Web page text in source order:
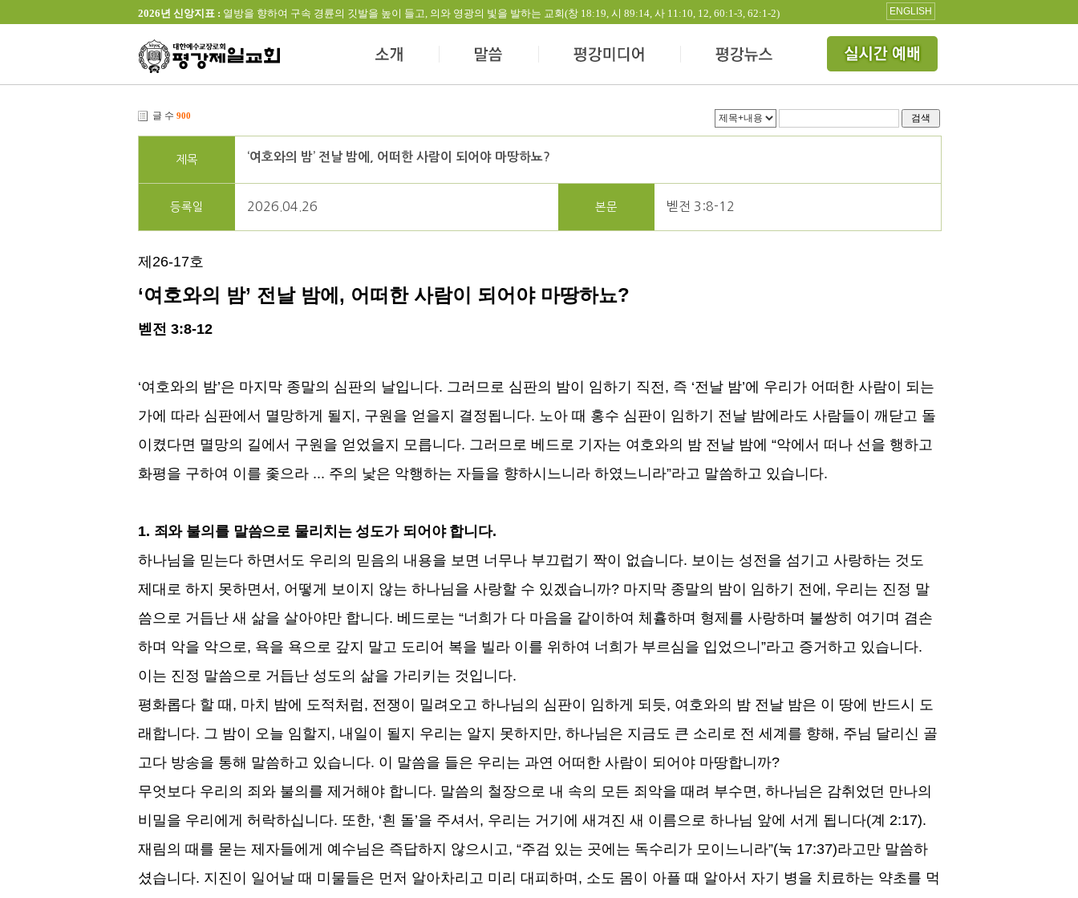
2026년 신앙지표 : 열방을 향하여 구속 경륜의 깃발을 높이 들고, 의와 영광의 빛을 발하는 교회(창 18:19, 시 89:14, 사 11:10, 12, 60:1-3, 62:1-2) ENGLISH
글 수 900 검색
제목 ‘여호와의 밤’ 전날 밤에, 어떠한 사람이 되어야 마땅하뇨?
등록일 2026.04.26 본문 벧전 3:8-12
제 26-17호
‘여호와의 밤’ 전날 밤에 , 어떠한 사람이 되어야 마땅하뇨?
벧전 3:8-12
‘여호와의 밤’은 마지막 종말의 심판의 날입니다. 그러므로 심판의 밤이 임하기 직전, 즉 ‘전날 밤’에 우리가 어떠한 사람이 되는
가에 따라 심판에서 멸망하게 될지 , 구원을 얻을지 결정됩니다. 노아 때 홍수 심판이 임하기 전날 밤에라도 사람들이 깨닫고 돌
이켰다면 멸망의 길에서 구원을 얻었을지 모릅니다. 그러므로 베드로 기자는 여호와의 밤 전날 밤에 “악에서 떠나 선을 행하고
화평을 구하여 이를 좇으라 ... 주의 낯은 악행하는 자들을 향하시느니라 하였느니라”라고 말씀하고 있습니다.
1. 죄와 불의를 말씀으로 물리치는 성도가 되어야 합니다.
하나님을 믿는다 하면서도 우리의 믿음의 내용을 보면 너무나 부끄럽기 짝이 없습니다. 보이는 성전을 섬기고 사랑하는 것도
제대로 하지 못하면서 , 어떻게 보이지 않는 하나님을 사랑할 수 있겠습니까? 마지막 종말의 밤이 임하기 전에 , 우리는 진정 말
씀으로 거듭난 새 삶을 살아야만 합니다. 베드로는 “너희가 다 마음을 같이하여 체휼하며 형제를 사랑하며 불쌍히 여기며 겸손
하며 악을 악으로, 욕을 욕으로 갚지 말고 도리어 복을 빌라 이를 위하여 너희가 부르심을 입었으니 ”라고 증거하고 있습니다.
이는 진정 말씀으로 거듭난 성도의 삶을 가리키는 것입니다.
평화롭다 할 때 , 마치 밤에 도적처럼, 전쟁이 밀려오고 하나님의 심판이 임하게 되듯, 여호와의 밤 전날 밤은 이 땅에 반드시 도
래합니다. 그 밤이 오늘 임할지 , 내일이 될지 우리는 알지 못하지만, 하나님은 지금도 큰 소리로 전 세계를 향해 , 주님 달리신 골
고다 방송을 통해 말씀하고 있습니다. 이 말씀을 들은 우리는 과연 어떠한 사람이 되어야 마땅합니까?
무엇보다 우리의 죄와 불의를 제거해야 합니다. 말씀의 철장으로 내 속의 모든 죄악을 때려 부수면, 하나님은 감취었던 만나의
비밀을 우리에게 허락하십니다. 또한, ‘흰 돌’을 주셔서 , 우리는 거기에 새겨진 새 이름으로 하나님 앞에 서게 됩니다(계 2:17).
재림의 때를 묻는 제자들에게 예수님은 즉답하지 않으시고, “주검 있는 곳에는 독수리가 모이느니라”(눅 17:37)라고만 말씀하
셨습니다. 지진이 일어날 때 미물들은 먼저 알아차리고 미리 대피하며 , 소도 몸이 아플 때 알아서 자기 병을 치료하는 약초를 먹